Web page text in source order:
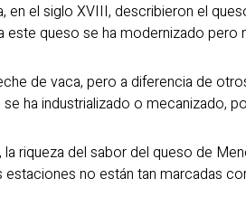
en el siglo XVIII, describieron el
queso se ha modernizado pero
de vaca, pero a diferencia de
ha industrializado o mecanizado,
riqueza del sabor del queso de
estaciones no están tan marcadas